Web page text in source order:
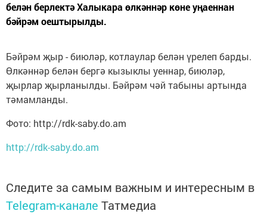
белән берлектә Халыкара өлкәннәр көне уңаеннан
бәйрәм оештырылды.
Бәйрәм җыр - биюләр, котлаулар белән үрелеп барды.
Өлкәннәр белән бергә кызыклы уеннар, биюләр,
җырлар җырланылды. Бәйрәм чәй табыны артында
тәмамланды.
Фото: http://rdk-saby.do.am
http://rdk-saby.do.am
Следите за самым важным и интересным в
Telegram-канале Татмедиа